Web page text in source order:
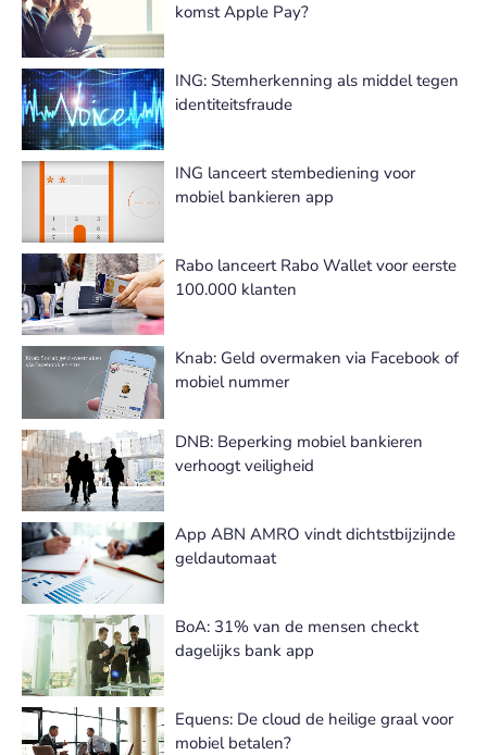
komst Apple Pay?
ING: Stemherkenning als middel tegen
identiteitsfraude
ING lanceert stembediening voor
mobiel bankieren app
Rabo lanceert Rabo Wallet voor eerste
100.000 klanten
Knab: Geld overmaken via Facebook of
mobiel nummer
DNB: Beperking mobiel bankieren
verhoogt veiligheid
App ABN AMRO vindt dichtstbijzijnde
geldautomaat
BoA: 31% van de mensen checkt
dagelijks bank app
Equens: De cloud de heilige graal voor
mobiel betalen?